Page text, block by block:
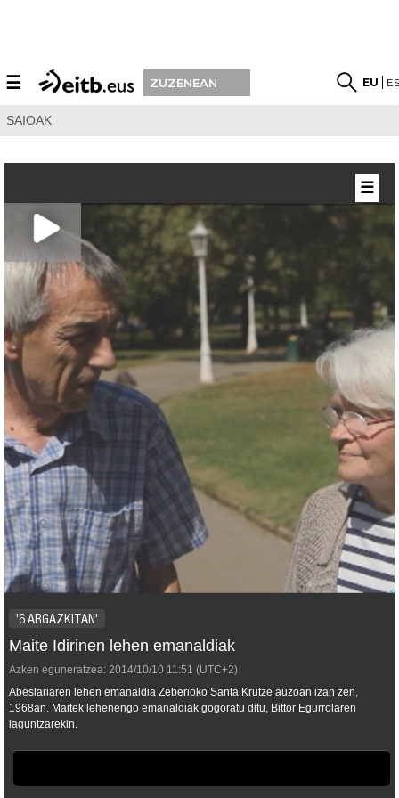
☰ ZUZENEAN EU
SAIOAK
'6 ARGAZKITAN'
Maite Idirinen lehen emanaldiak
Azken eguneratzea: 2014/10/10 11:51 (UTC+2)
Abeslariaren lehen emanaldia Zeberioko Santa Krutze auzoan izan zen,
1968an. Maitek lehenengo emanaldiak gogoratu ditu, Bittor Egurrolaren
laguntzarekin.
☰